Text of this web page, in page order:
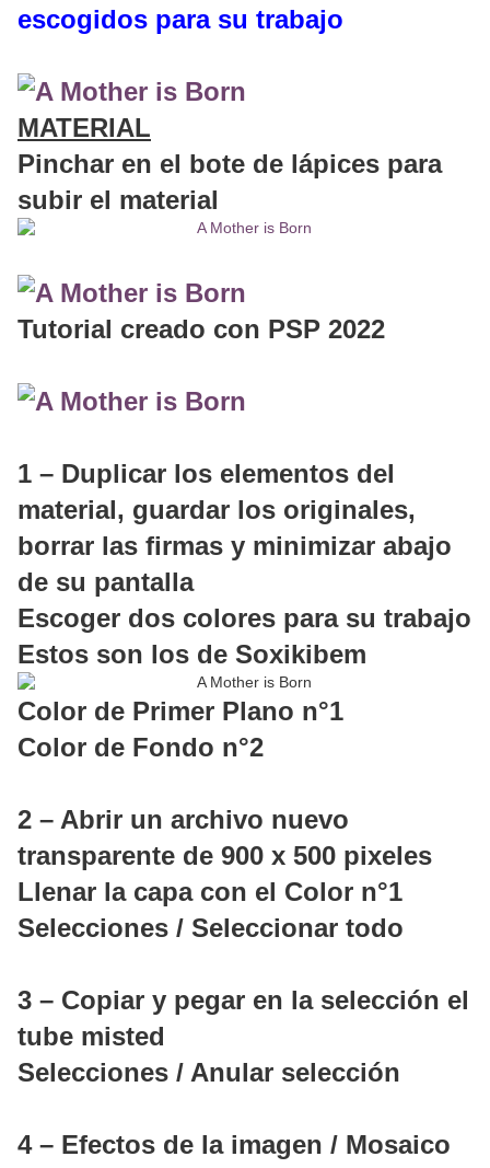
escogidos para su trabajo
MATERIAL
Pinchar en el bote de lápices para
subir el material
Tutorial creado con PSP 2022
1 – Duplicar los elementos del
material, guardar los originales,
borrar las firmas y minimizar abajo
de su pantalla
Escoger dos colores para su trabajo
Estos son los de Soxikibem
Color de Primer Plano n°1
Color de Fondo n°2
2 – Abrir un archivo nuevo
transparente de 900 x 500 pixeles
Llenar la capa con el Color n°1
Selecciones / Seleccionar todo
3 – Copiar y pegar en la selección el
tube misted
Selecciones / Anular selección
4 – Efectos de la imagen / Mosaico